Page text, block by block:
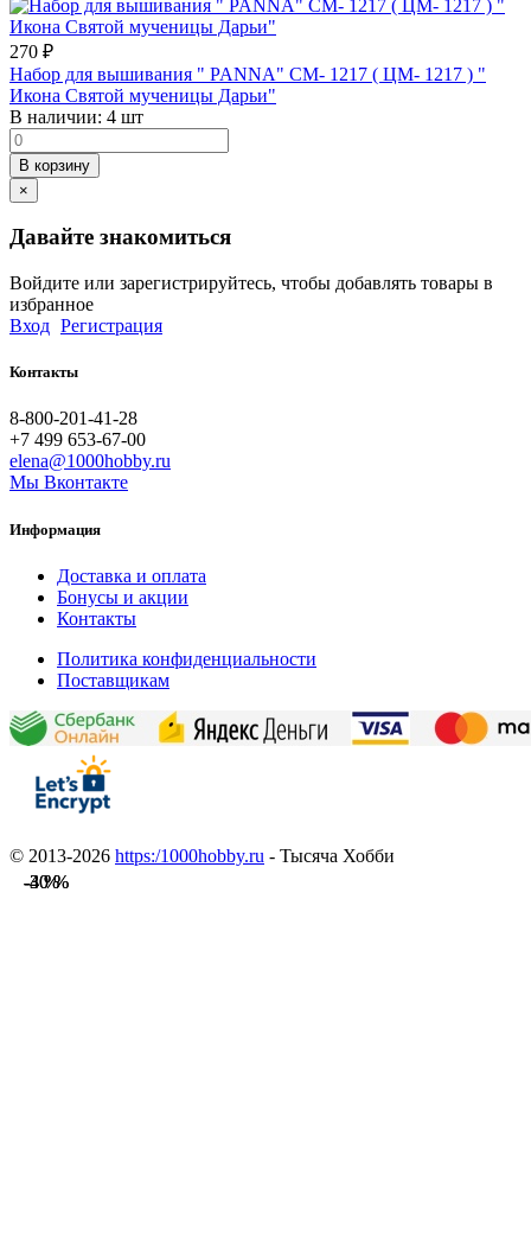
-40 %
-40 %
-3 %
-3 %
270 ₽
Набор для вышивания " PANNA" CM- 1217 ( ЦМ- 1217 ) "
Икона Святой мученицы Дарьи"
В наличии: 4 шт
В корзину
×
Давайте знакомиться
Войдите или зарегистрируйтесь, чтобы добавлять товары в
избранное
Вход Регистрация
Контакты
8-800-201-41-28
+7 499 653-67-00
elena@1000hobby.ru
Мы Вконтакте
Информация
Доставка и оплата
Бонусы и акции
Контакты
Политика конфиденциальности
Поставщикам
© 2013-2026 https:/1000hobby.ru - Тысяча Хобби